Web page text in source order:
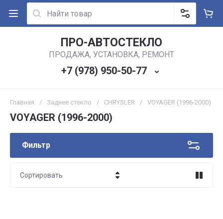
ПРО-АВТОСТЕКЛО
ПРОДАЖА, УСТАНОВКА, РЕМОНТ
+7 (978) 950-50-77
Главная / Заднее стекло / CHRYSLER / VOYAGER (1996-2000)
VOYAGER (1996-2000)
Фильтр
Сортировать